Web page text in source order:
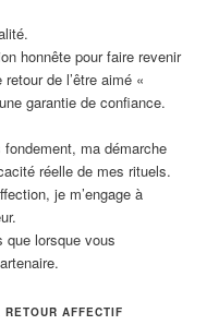
honnête pour faire revenir
de l’être aimé «
garantie de confiance.
ma démarche
réelle de mes rituels.
je m’engage à
que lorsque vous
AFFECTIF